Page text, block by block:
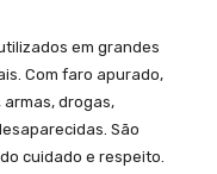
em grandes
Com faro apurado,
drogas,
São
cuidado e respeito.